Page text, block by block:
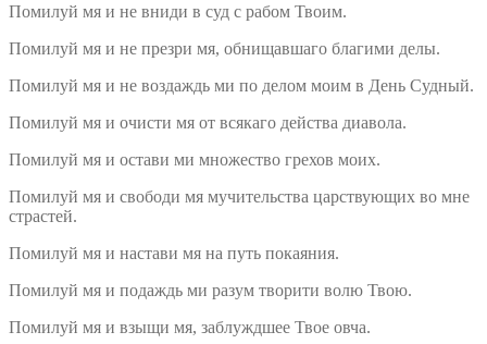
Помилуй мя и не вниди в суд с рабом Твоим.
Помилуй мя и не презри мя, обнищавшаго благими делы.
Помилуй мя и не воздаждь ми по делом моим в День Судный.
Помилуй мя и очисти мя от всякаго действа диавола.
Помилуй мя и остави ми множество грехов моих.
Помилуй мя и свободи мя мучительства царствующих во мне
страстей.
Помилуй мя и настави мя на путь покаяния.
Помилуй мя и подаждь ми разум творити волю Твою.
Помилуй мя и взыщи мя, заблуждшее Твое овча.